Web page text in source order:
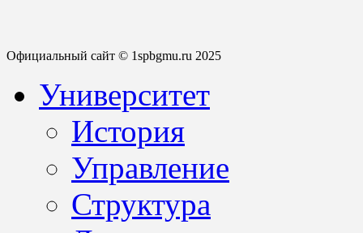
Официальный сайт © 1spbgmu.ru 2025
Университет
История
Управление
Структура